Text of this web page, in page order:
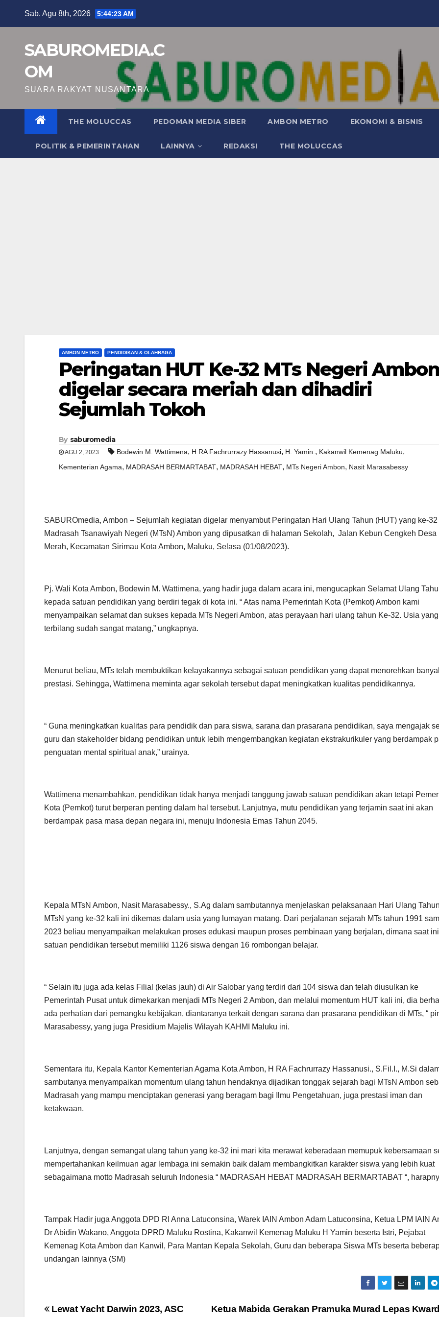
Sab. Agu 8th, 2026 5:44:24 AM
SABUROMEDIA.C
OM
SUARA RAKYAT NUSANTARA
THE MOLUCCAS PEDOMAN MEDIA SIBER AMBON METRO EKONOMI & BISNIS
POLITIK & PEMERINTAHAN LAINNYA REDAKSI THE MOLUCCAS
AMBON METRO PENDIDIKAN & OLAHRAGA
Peringatan HUT Ke-32 MTs Negeri Ambon
digelar secara meriah dan dihadiri
Sejumlah Tokoh
By saburomedia
AGU 2, 2023 Bodewin M. Wattimena, H RA Fachrurrazy Hassanusi, H. Yamin., Kakanwil Kemenag Maluku,
Kementerian Agama, MADRASAH BERMARTABAT, MADRASAH HEBAT, MTs Negeri Ambon, Nasit Marasabessy
SABUROmedia, Ambon – Sejumlah kegiatan digelar menyambut Peringatan Hari Ulang Tahun (HUT) yang ke-32
Madrasah Tsanawiyah Negeri (MTsN) Ambon yang dipusatkan di halaman Sekolah, Jalan Kebun Cengkeh Desa
Merah, Kecamatan Sirimau Kota Ambon, Maluku, Selasa (01/08/2023).
Pj. Wali Kota Ambon, Bodewin M. Wattimena, yang hadir juga dalam acara ini, mengucapkan Selamat Ulang
kepada satuan pendidikan yang berdiri tegak di kota ini. “ Atas nama Pemerintah Kota (Pemkot) Ambon kami
menyampaikan selamat dan sukses kepada MTs Negeri Ambon, atas perayaan hari ulang tahun Ke-32. Usia yang
terbilang sudah sangat matang,” ungkapnya.
Menurut beliau, MTs telah membuktikan kelayakannya sebagai satuan pendidikan yang dapat menorehkan
prestasi. Sehingga, Wattimena meminta agar sekolah tersebut dapat meningkatkan kualitas pendidikannya.
“ Guna meningkatkan kualitas para pendidik dan para siswa, sarana dan prasarana pendidikan, saya mengajak
guru dan stakeholder bidang pendidikan untuk lebih mengembangkan kegiatan ekstrakurikuler yang berdampak
penguatan mental spiritual anak,” urainya.
Wattimena menambahkan, pendidikan tidak hanya menjadi tanggung jawab satuan pendidikan akan tetapi
Kota (Pemkot) turut berperan penting dalam hal tersebut. Lanjutnya, mutu pendidikan yang terjamin saat ini akan
berdampak pasa masa depan negara ini, menuju Indonesia Emas Tahun 2045.
Kepala MTsN Ambon, Nasit Marasabessy., S.Ag dalam sambutannya menjelaskan pelaksanaan Hari Ulang
MTsN yang ke-32 kali ini dikemas dalam usia yang lumayan matang. Dari perjalanan sejarah MTs tahun 1991
2023 beliau menyampaikan melakukan proses edukasi maupun proses pembinaan yang berjalan, dimana saat ini
satuan pendidikan tersebut memiliki 1126 siswa dengan 16 rombongan belajar.
“ Selain itu juga ada kelas Filial (kelas jauh) di Air Salobar yang terdiri dari 104 siswa dan telah diusulkan ke
Pemerintah Pusat untuk dimekarkan menjadi MTs Negeri 2 Ambon, dan melalui momentum HUT kali ini, dia
ada perhatian dari pemangku kebijakan, diantaranya terkait dengan sarana dan prasarana pendidikan di MTs, “
Marasabessy, yang juga Presidium Majelis Wilayah KAHMI Maluku ini.
Sementara itu, Kepala Kantor Kementerian Agama Kota Ambon, H RA Fachrurrazy Hassanusi., S.Fil.I., M.Si
sambutanya menyampaikan momentum ulang tahun hendaknya dijadikan tonggak sejarah bagi MTsN Ambon
Madrasah yang mampu menciptakan generasi yang beragam bagi Ilmu Pengetahuan, juga prestasi iman dan
ketakwaan.
Lanjutnya, dengan semangat ulang tahun yang ke-32 ini mari kita merawat keberadaan memupuk kebersamaan
mempertahankan keilmuan agar lembaga ini semakin baik dalam membangkitkan karakter siswa yang lebih kuat
sebagaimana motto Madrasah seluruh Indonesia “ MADRASAH HEBAT MADRASAH BERMARTABAT “,
Tampak Hadir juga Anggota DPD RI Anna Latuconsina, Warek IAIN Ambon Adam Latuconsina, Ketua LPM IAIN
Dr Abidin Wakano, Anggota DPRD Maluku Rostina, Kakanwil Kemenag Maluku H Yamin beserta Istri, Pejabat
Kemenag Kota Ambon dan Kanwil, Para Mantan Kepala Sekolah, Guru dan beberapa Siswa MTs beserta
undangan lainnya (SM)
Navigasi
Ketua Mabida Gerakan Pramuka Murad Lepas
Lewat Yacht Darwin 2023, ASC